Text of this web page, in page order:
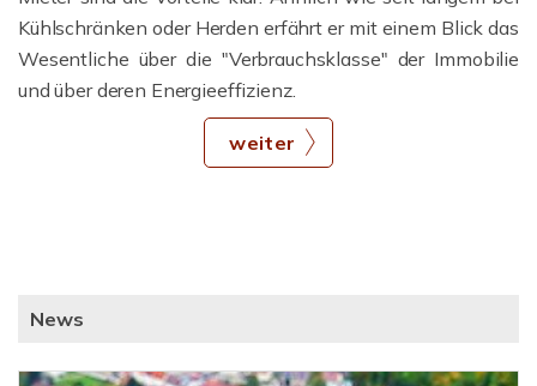
Kühlschränken oder Herden erfährt er mit einem Blick das
Wesentliche über die "Verbrauchsklasse" der Immobilie
und über deren Energieeffizienz.
weiter
News